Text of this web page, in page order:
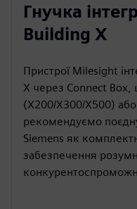
Гнучка
Building X
Пристрої Milesight
X через Connect
(X200/X300/X500)
рекомендуємо
Siemens як
забезпечення